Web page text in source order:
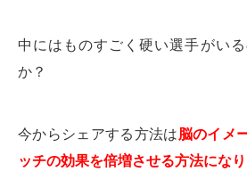
中にはものすごく硬い選手がい
か？
今からシェアする方法は脳のイメ
ッチの効果を倍増させる方法になり